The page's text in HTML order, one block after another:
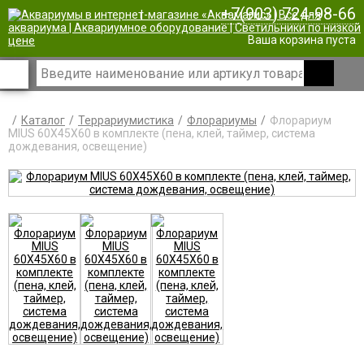
| +7(903) 724-98-66
Ваша корзина пуста
Каталог Террариумистика Флорариумы
Флорариум
MIUS 60X45X60 в комплекте (пена, клей, таймер, система
дождевания, освещение)